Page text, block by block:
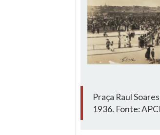
Praça Raul
1936. Fonte: